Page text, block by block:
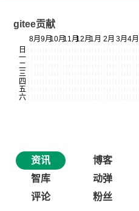
gitee贡献
资讯 博客
智库
动弹
评论
粉丝